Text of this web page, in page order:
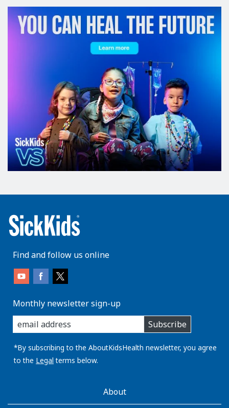
Find and follow us online
Monthly newsletter sign-up
enter
you
email
address:
Subscribe
*By subscribing to the AboutKidsHealth newsletter, you agree
to the Legal terms below.
AboutKidsHealthAbout